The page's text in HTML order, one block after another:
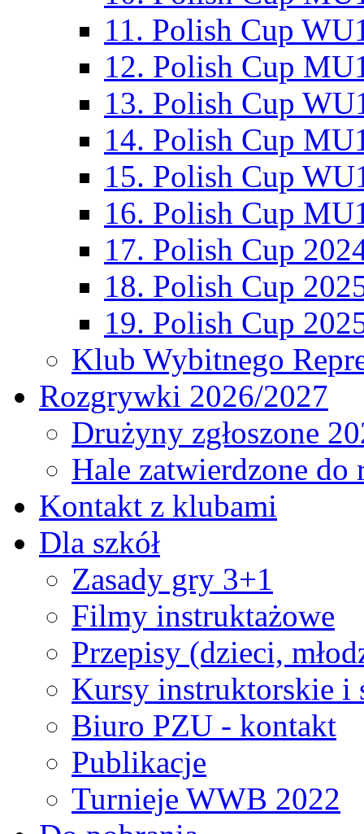
11. Polish Cup
12. Polish Cup
13. Polish Cup
14. Polish Cup
15. Polish Cup
16. Polish Cup
17. Polish Cup
18. Polish Cup
19. Polish Cup
Klub Wybitnego
Rozgrywki 2026/2027
Drużyny zgłoszone
Hale zatwierdzone
Kontakt z klubami
Dla szkół
Zasady gry 3+1
Filmy instruktażowe
Przepisy (dzieci,
Kursy instruktorskie i
Biuro PZU - kontakt
Publikacje
Turnieje WWB 2022